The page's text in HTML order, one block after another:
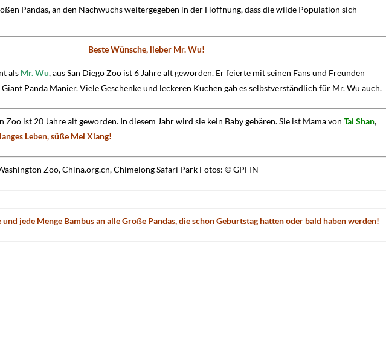
Pandas, an den Nachwuchs weitergegeben in der Hoffnung, dass die wilde Population sich
Beste Wünsche, lieber Mr. Wu!
als Mr. Wu, aus San Diego Zoo ist 6 Jahre alt geworden. Er feierte mit seinen Fans und Freunden
Giant Panda Manier. Viele Geschenke und leckeren Kuchen gab es selbstverständlich für Mr. Wu auch.
Zoo ist 20 Jahre alt geworden. In diesem Jahr wird sie kein Baby gebären. Sie ist Mama vonTai Shan,
Leben, süße Mei Xiang!
Zoo, China.org.cn, Chimelong Safari Park Fotos: © GPFIN
jede Menge Bambus an alle Große Pandas, die schon Geburtstag hatten oder bald haben werden!